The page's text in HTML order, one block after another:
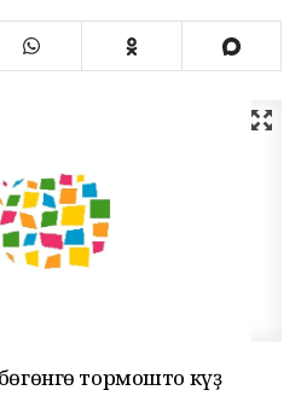
тормошто күҙ